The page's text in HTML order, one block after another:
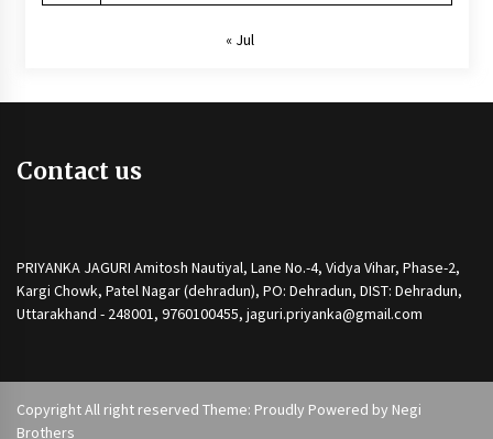
« Jul
Contact us
PRIYANKA JAGURI Amitosh Nautiyal, Lane No.-4, Vidya Vihar, Phase-2,
Kargi Chowk, Patel Nagar (dehradun), PO: Dehradun, DIST: Dehradun,
Uttarakhand - 248001, 9760100455, jaguri.priyanka@gmail.com
Copyright All right reserved Theme: Proudly Powered by Negi
Brothers